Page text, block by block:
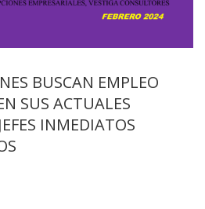
BUSCAN EMPLEO
SUS ACTUALES
INMEDIATOS